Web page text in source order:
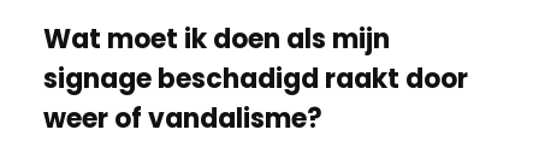
Wat moet ik doen als mijn
signage beschadigd raakt door
weer of vandalisme?